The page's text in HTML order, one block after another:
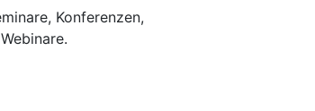
Konferenzen,